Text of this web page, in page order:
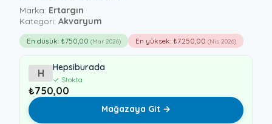
Marka: Ertargın
Kategori: Akvaryum
En düşük: ₺750,00 (Mar 2026) En yüksek: ₺7.250,00 (Nis 2026)
H Hepsiburada
✓ Stokta
₺750,00
Mağazaya Git →